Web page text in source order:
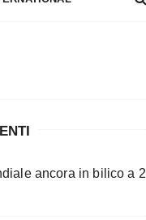
ancora in bilico a 2